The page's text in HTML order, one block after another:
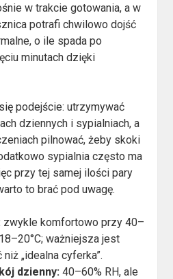
w trakcie gotowania, a w
potrafi chwilowo dojść
o ile spada po
minutach dzięki
podejście: utrzymywać
dziennych i sypialniach, a
pilnować, żeby skoki
sypialnia często ma
przy tej samej ilości pary
to brać pod uwagę.
zwykle komfortowo przy 40–
ważniejsza jest
„idealna cyferka”.
dzienny: 40–60% RH, ale